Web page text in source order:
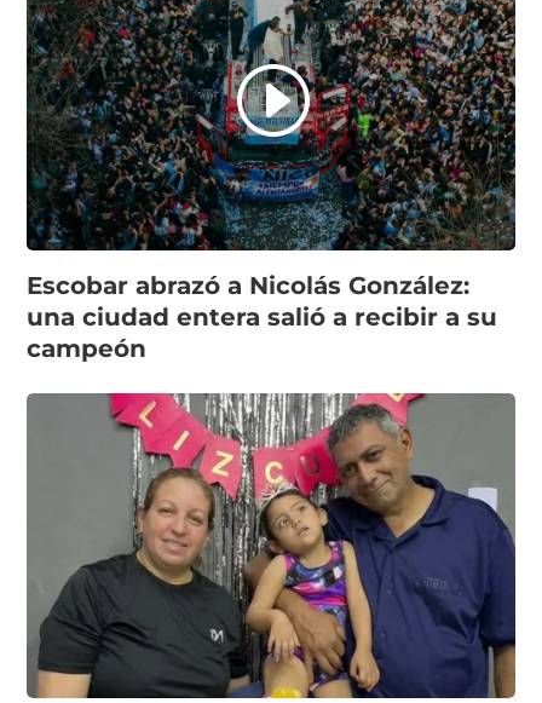
Escobar abrazó a Nicolás González:
una ciudad entera salió a recibir a su
campeón